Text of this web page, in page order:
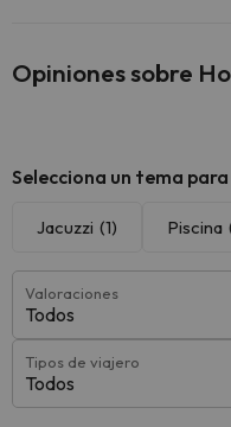
Opiniones sobre
Selecciona un tema
Jacuzzi (1) Piscina
Valoraciones
Todos
Tipos de viajero
Todos